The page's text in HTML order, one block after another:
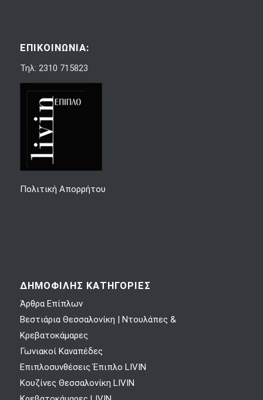
ΕΠΙΚΟΙΝΩΝΙΑ:
Τηλ: 2310 715823
Πολιτική Απορρήτου
ΔΗΜΟΦΙΛΗΣ ΚΑΤΗΓΟΡΙΕΣ
Άρθρα Επίπλων
Βεστιάρια Θεσσαλονίκη | Ντουλάπες &
Κρεβατοκάμαρες
Γωνιακοί Καναπέδες
Επιπλοσυνθέσεις Έπιπλο LIVIN
Κουζίνες Θεσσαλονίκη LIVIN